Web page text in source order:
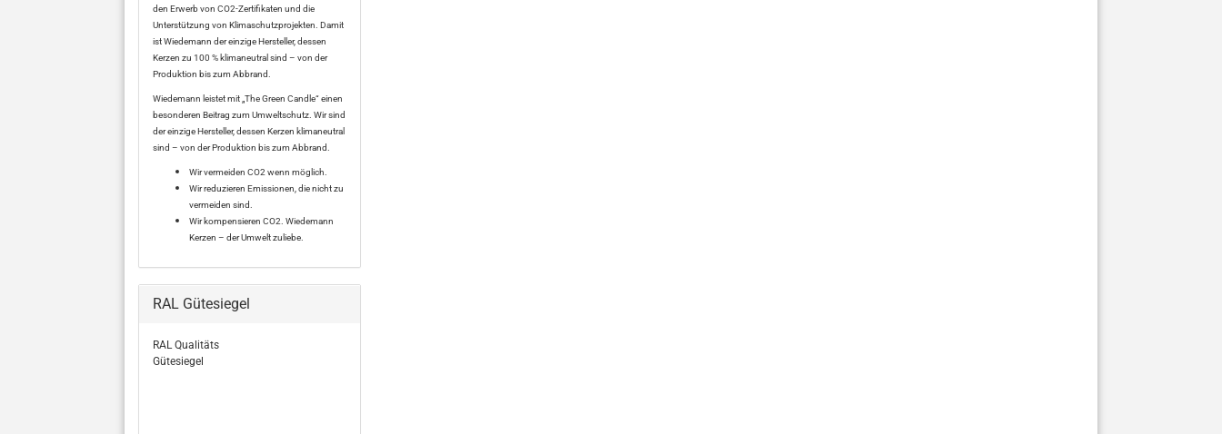
den Erwerb von CO2-Zertifikaten und die
Unterstützung von Klimaschutzprojekten. Damit
ist Wiedemann der einzige Hersteller, dessen
Kerzen zu 100 % klimaneutral sind – von der
Produktion bis zum Abbrand.
Wiedemann leistet mit „The Green Candle“ einen
besonderen Beitrag zum Umweltschutz. Wir sind
der einzige Hersteller, dessen Kerzen klimaneutral
sind – von der Produktion bis zum Abbrand.
Wir vermeiden CO2 wenn möglich.
Wir reduzieren Emissionen, die nicht zu
vermeiden sind.
Wir kompensieren CO2. Wiedemann
Kerzen – der Umwelt zuliebe.
RAL Gütesiegel
RAL Qualitäts
Gütesiegel